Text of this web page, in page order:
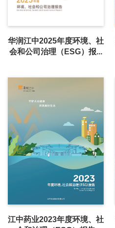
华润江中2025年度环境、社
会和公司治理（ESG）报...
江中药业2023年度环境、社